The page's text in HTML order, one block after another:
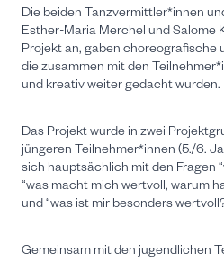
Die beiden Tanzvermittler*innen
Esther-Maria Merchel und Salome
Projekt an, gaben choreografische
die zusammen mit den
und kreativ weiter gedacht wurden.
Das Projekt wurde in zwei
jüngeren Teilnehmer*innen (5./6.
sich hauptsächlich mit den Fragen
“was macht mich wertvoll, warum
und “was ist mir besonders
Gemeinsam mit den jugendlichen